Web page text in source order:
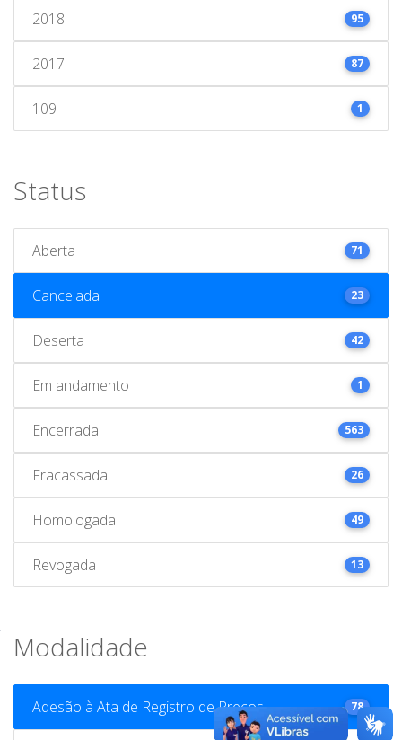
2018 95
2017 87
109 1
Status
Aberta 71
Cancelada 23
Deserta 42
Em andamento 1
Encerrada 563
Fracassada 26
Homologada 49
Revogada 13
Modalidade
Adesão à Ata de Registro de Preços 78